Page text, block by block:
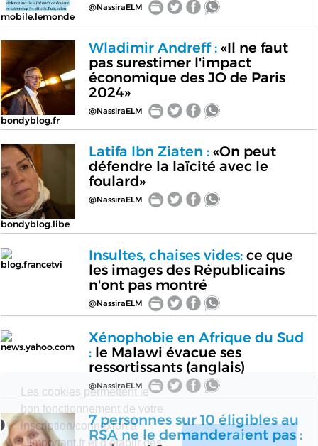
mobile.lemonde
@NassiraELM
bondyblog.fr
Wladimir Andreff :«Il ne faut
pas surestimer l'impact
économique des JO de Paris
2024»
@NassiraELM
bondyblog.libe
Latifa Ibn Ziaten :«On peut
défendre la laïcité avec le
foulard»
@NassiraELM
blog.francetvi
Insultes, chaises vides:ce que
les images des Républicains
n'ont pas montré
@NassiraELM
news.yahoo.com
Xénophobie en Afrique du Sud
:le Malawi évacue ses
ressortissants (anglais)
@NassiraELM
7 personnes sur 10 éligibles au
RSA ne le demanderaient pas :
Les cookies permettent le
bon fonctionnement de votre
inscription/connexion à
L’important.fr et d’établir des
Ok